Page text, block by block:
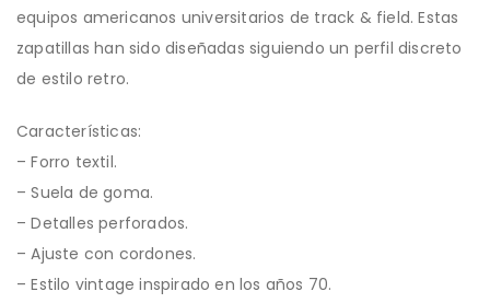
equipos americanos universitarios de track & field. Estas
zapatillas han sido diseñadas siguiendo un perfil discreto
de estilo retro.
Características:
– Forro textil.
– Suela de goma.
– Detalles perforados.
– Ajuste con cordones.
– Estilo vintage inspirado en los años 70.